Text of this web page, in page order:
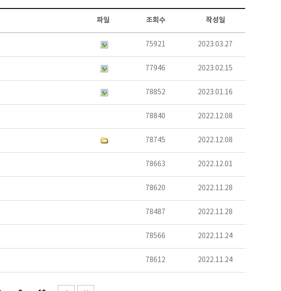
파일 조회수 작성일
75921 2023.03.27
77946 2023.02.15
78852 2023.01.16
78840 2022.12.08
78745 2022.12.08
78663 2022.12.01
78620 2022.11.28
78487 2022.11.28
78566 2022.11.24
78612 2022.11.24